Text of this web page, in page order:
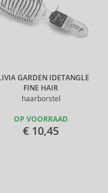
GARDEN IDETANGLE
FINE HAIR
haarborstel
OP VOORRAAD
€ 10,45